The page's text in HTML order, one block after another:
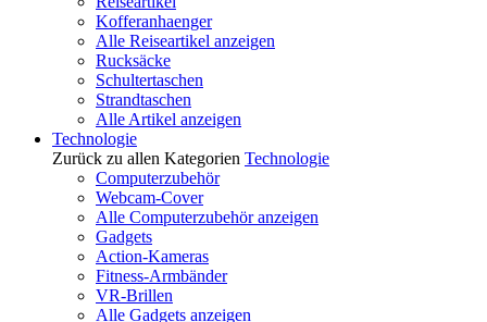
Kofferanhaenger
Alle Reiseartikel anzeigen
Rucksäcke
Schultertaschen
Strandtaschen
Alle Artikel anzeigen
Technologie
Zurück zu allen Kategorien Technologie
Computerzubehör
Webcam-Cover
Alle Computerzubehör anzeigen
Gadgets
Action-Kameras
Fitness-Armbänder
VR-Brillen
Alle Gadgets anzeigen